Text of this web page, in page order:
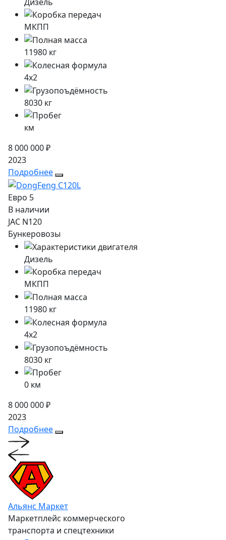
МКПП
11980 кг
4x2
8030 кг
км
8 000 000 ₽
2023
Подробнее
Евро 5
В наличии
JAC N120
Бункеровозы
Дизель
МКПП
11980 кг
4x2
8030 кг
0 км
8 000 000 ₽
2023
Подробнее
Альянс Маркет
Маркетплейс коммерческого
транспорта и спецтехники